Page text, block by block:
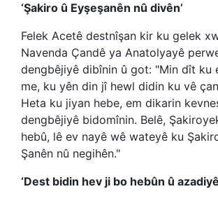
‘Şakiro û Eyşeşanên nû divên’
Felek Acetê destnîşan kir ku gelek
Navenda Çandê ya Anatolyayê
dengbêjiyê dibînin û got: "Min dît ku
me, ku yên din jî hewl didin ku vê
Heta ku jiyan hebe, em dikarin
dengbêjiyê bidomînin. Belê,
hebû, lê ev nayê wê wateyê ku
Şanên nû negihên."
‘Dest bidin hev ji bo hebûn û